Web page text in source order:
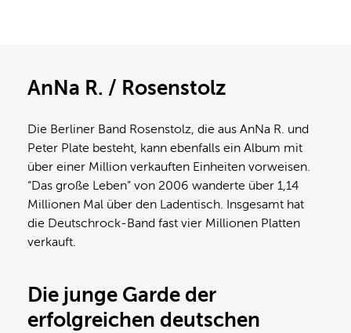
AnNa R. / Rosenstolz
Die Berliner Band Rosenstolz, die aus AnNa R. und
Peter Plate besteht, kann ebenfalls ein Album mit
über einer Million verkauften Einheiten vorweisen.
“Das große Leben” von 2006 wanderte über 1,14
Millionen Mal über den Ladentisch. Insgesamt hat
die Deutschrock-Band fast vier Millionen Platten
verkauft.
Die junge Garde der
erfolgreichen deutschen